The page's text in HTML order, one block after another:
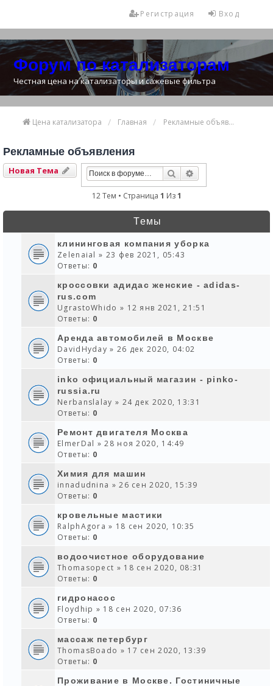
Вход
Регистрация
Форум по катализаторам
Честная цена на катализаторы и сажевые фильтра
Цена катализатора Главная Рекламные объявления
Рекламные объявления
Новая Тема Поиск
12 Тем • Страница 1 Из1
Темы
клининговая компания уборка
Zelenaial » 23 фев 2021, 05:43
Ответы: 0
кроссовки адидас женские - adidas-
rus.com
UgrastoWhido » 12 янв 2021, 21:51
Ответы: 0
Аренда автомобилей в Москве
DavidHyday » 26 дек 2020, 04:02
Ответы: 0
inko официальный магазин - pinko-
russia.ru
Nerbanslalay » 24 дек 2020, 13:31
Ответы: 0
Ремонт двигателя Москва
ElmerDal » 28 ноя 2020, 14:49
Ответы: 0
Химия для машин
innadudnina » 26 сен 2020, 15:39
Ответы: 0
кровельные мастики
RalphAgora » 18 сен 2020, 10:35
Ответы: 0
водоочистное оборудование
Thomasopect » 18 сен 2020, 08:31
Ответы: 0
гидронасос
Floydhip » 18 сен 2020, 07:36
Ответы: 0
массаж петербург
ThomasBoado » 17 сен 2020, 13:39
Ответы: 0
Проживание в Москве. Гостиничные